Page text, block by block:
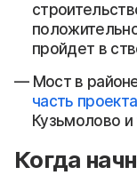
пройдет в
Мост в
часть
Кузьмолово и
Когда